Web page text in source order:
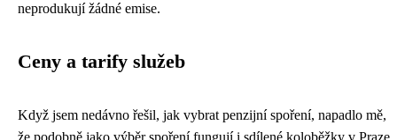
neprodukují žádné emise.
Ceny a tarify služeb
Když jsem nedávno řešil, jak vybrat penzijní spoření, napadlo mě,
že podobně jako výběr spoření fungují i sdílené koloběžky v Praze